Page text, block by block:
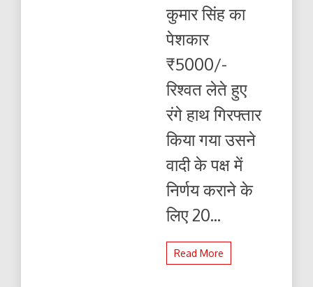
कुमार सिंह का
पेशकार
₹5000/-
रिश्वत लेते हुए
रंगे हाथ गिरफ्तार
किया गया उसने
वादी के पक्ष में
निर्णय कराने के
लिए 20...
Read More